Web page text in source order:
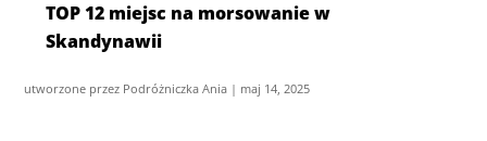
TOP 12 miejsc na morsowanie w
Skandynawii
utworzone przez Podróżniczka Ania | maj 14, 2025